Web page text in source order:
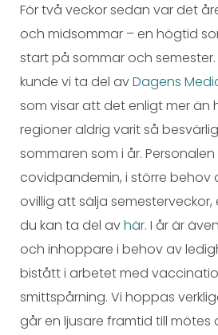
För två veckor sedan var det
och midsommar – en högtid
start på sommar och
kunde vi ta del avDagens
som visar att det enligt mer än
regioner aldrig varit så
sommaren som i år.
covidpandemin, i större behov
ovillig att sälja semesterveckor,
du kan ta del avhär. I år är
och inhoppare i behov av
bistått i arbetet med
smittspårning. Vi hoppas
går en ljusare framtid till mötes